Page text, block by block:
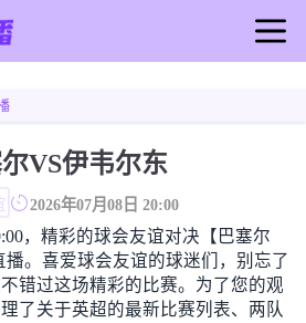
VS伊韦尔东
2026年07月08日 20:00
，精彩的球会友谊对决【巴塞尔
。喜爱球会友谊的球迷们，别忘了
错过这场精彩的比赛。为了您的观
了关于英超的最新比赛列表、两队